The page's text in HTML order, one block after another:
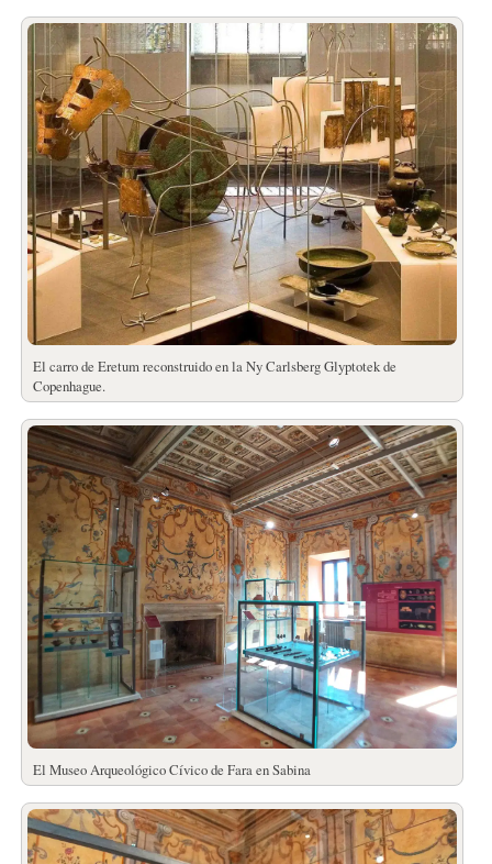
El carro de Eretum reconstruido en la Ny Carlsberg Glyptotek de
Copenhague.
El Museo Arqueológico Cívico de Fara en Sabina